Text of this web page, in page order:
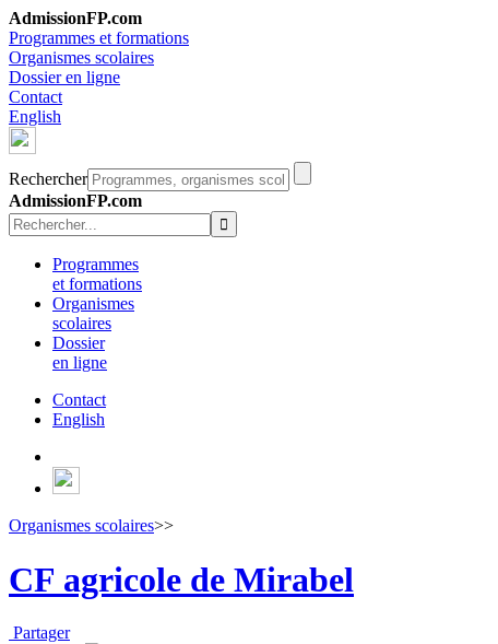
AdmissionFP.com
Programmes et formations
Organismes scolaires
Dossier en ligne
Contact
English
Rechercher
AdmissionFP.com
Programmes
et formations
Organismes
scolaires
Dossier
en ligne
Contact
English
Organismes scolaires>>
CF agricole de Mirabel
Partager